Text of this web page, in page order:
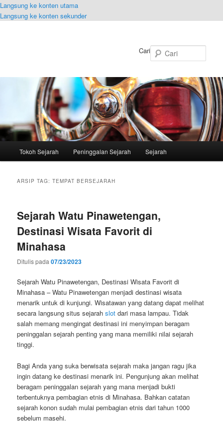
Langsung ke konten utama
Langsung ke konten sekunder
Cari
Tokoh Sejarah Peninggalan Sejarah Sejarah
ARSIP TAG:TEMPAT BERSEJARAH
Sejarah Watu Pinawetengan,
Destinasi Wisata Favorit di
Minahasa
Ditulis pada07/23/2023
Sejarah Watu Pinawetengan, Destinasi Wisata Favorit di
Minahasa – Watu Pinawetengan menjadi destinasi wisata
menarik untuk di kunjungi. Wisatawan yang datang dapat melihat
secara langsung situs sejarahslot dari masa lampau. Tidak
salah memang mengingat destinasi ini menyimpan beragam
peninggalan sejarah penting yang mana memiliki nilai sejarah
tinggi.
Bagi Anda yang suka berwisata sejarah maka jangan ragu jika
ingin datang ke destinasi menarik ini. Pengunjung akan melihat
beragam peninggalan sejarah yang mana menjadi bukti
terbentuknya pembagian etnis di Minahasa. Bahkan catatan
sejarah konon sudah mulai pembagian etnis dari tahun 1000
sebelum masehi.